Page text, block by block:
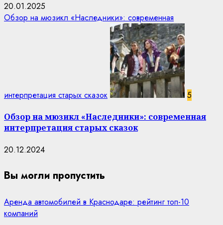
20.01.2025
Обзор на мюзикл «Наследники»: современная
интерпретация старых сказок 5
Обзор на мюзикл «Наследники»: современная
интерпретация старых сказок
20.12.2024
Вы могли пропустить
Аренда автомобилей в Краснодаре: рейтинг топ-10
компаний